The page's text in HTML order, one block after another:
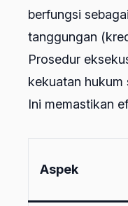
berfungsi
tanggungan
Prosedur
kekuatan hukum
Ini memastikan
Aspek